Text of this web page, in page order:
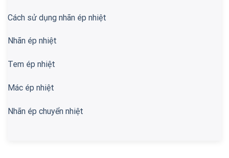
Cách sử dụng nhãn ép nhiệt
Nhãn ép nhiệt
Tem ép nhiệt
Mác ép nhiệt
Nhãn ép chuyển nhiệt